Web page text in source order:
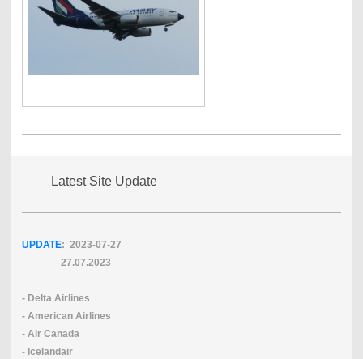
Latest Site Update
UPDATE: 2023-07-27
27.07.2023
- Delta Airlines
- American Airlines
- Air Canada
- Icelandair